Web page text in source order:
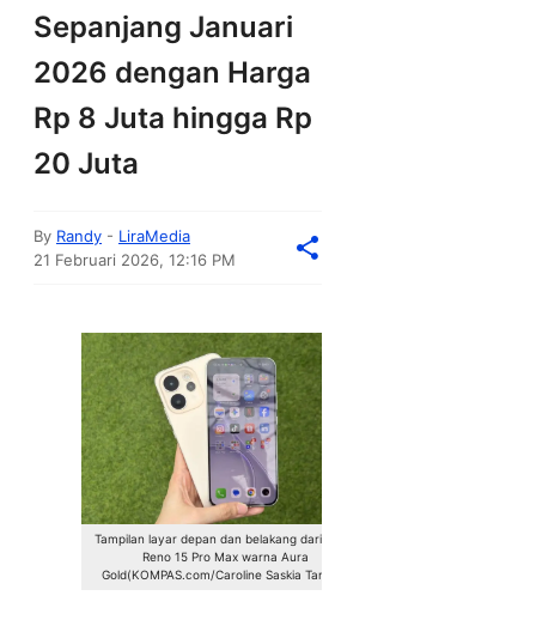
Sepanjang Januari
2026 dengan Harga
Rp 8 Juta hingga Rp
20 Juta
By Randy - LiraMedia
21 Februari 2026, 12:16 PM
Tampilan layar depan dan belakang dari Oppo
Reno 15 Pro Max warna Aura
Gold(KOMPAS.com/Caroline Saskia Tanoto)